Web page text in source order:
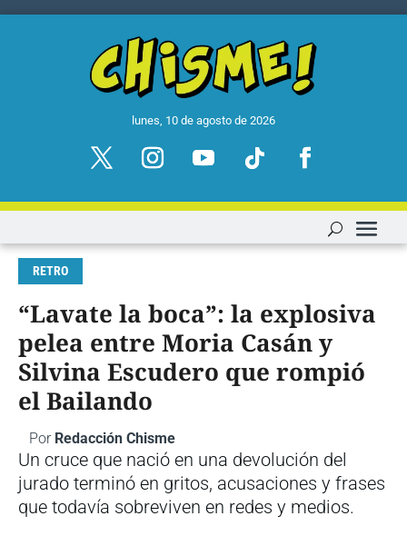
lunes, 10 de agosto de 2026
RETRO
“Lavate la boca”: la explosiva
pelea entre Moria Casán y
Silvina Escudero que rompió
el Bailando
Por Redacción Chisme
Un cruce que nació en una devolución del
jurado terminó en gritos, acusaciones y frases
que todavía sobreviven en redes y medios.